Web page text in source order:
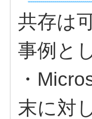
共存は
事例と
・
末に対